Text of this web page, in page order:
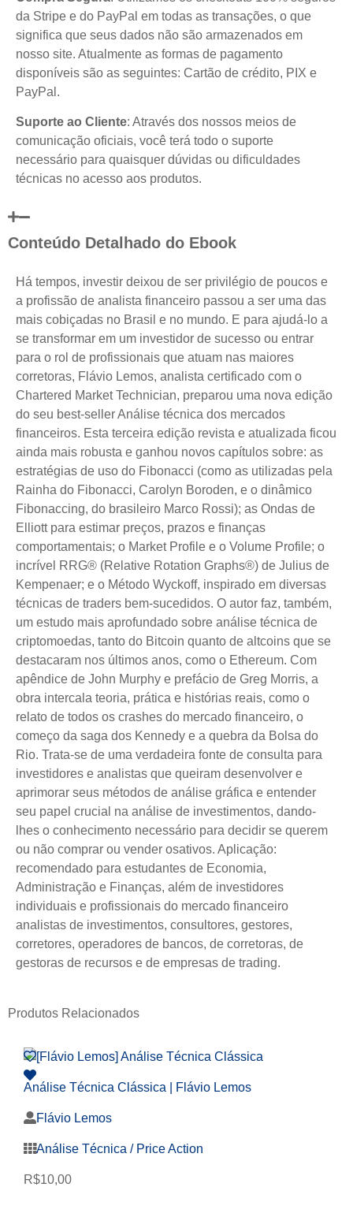
da Stripe e do PayPal em todas as transações, o que
significa que seus dados não são armazenados em
nosso site. Atualmente as formas de pagamento
disponíveis são as seguintes: Cartão de crédito, PIX e
PayPal.
Suporte ao Cliente: Através dos nossos meios de
comunicação oficiais, você terá todo o suporte
necessário para quaisquer dúvidas ou dificuldades
técnicas no acesso aos produtos.
Conteúdo Detalhado do Ebook
Há tempos, investir deixou de ser privilégio de poucos e
a profissão de analista financeiro passou a ser uma das
mais cobiçadas no Brasil e no mundo. E para ajudá-lo a
se transformar em um investidor de sucesso ou entrar
para o rol de profissionais que atuam nas maiores
corretoras, Flávio Lemos, analista certificado com o
Chartered Market Technician, preparou uma nova edição
do seu best-seller Análise técnica dos mercados
financeiros. Esta terceira edição revista e atualizada ficou
ainda mais robusta e ganhou novos capítulos sobre: as
estratégias de uso do Fibonacci (como as utilizadas pela
Rainha do Fibonacci, Carolyn Boroden, e o dinâmico
Fibonaccing, do brasileiro Marco Rossi); as Ondas de
Elliott para estimar preços, prazos e finanças
comportamentais; o Market Profile e o Volume Profile; o
incrível RRG® (Relative Rotation Graphs®) de Julius de
Kempenaer; e o Método Wyckoff, inspirado em diversas
técnicas de traders bem-sucedidos. O autor faz, também,
um estudo mais aprofundado sobre análise técnica de
criptomoedas, tanto do Bitcoin quanto de altcoins que se
destacaram nos últimos anos, como o Ethereum. Com
apêndice de John Murphy e prefácio de Greg Morris, a
obra intercala teoria, prática e histórias reais, como o
relato de todos os crashes do mercado financeiro, o
começo da saga dos Kennedy e a quebra da Bolsa do
Rio. Trata-se de uma verdadeira fonte de consulta para
investidores e analistas que queiram desenvolver e
aprimorar seus métodos de análise gráfica e entender
seu papel crucial na análise de investimentos, dando-
lhes o conhecimento necessário para decidir se querem
ou não comprar ou vender osativos. Aplicação:
recomendado para estudantes de Economia,
Administração e Finanças, além de investidores
individuais e profissionais do mercado financeiro
analistas de investimentos, consultores, gestores,
corretores, operadores de bancos, de corretoras, de
gestoras de recursos e de empresas de trading.
Produtos Relacionados
Análise Técnica Clássica | Flávio Lemos
Flávio Lemos
Análise Técnica / Price Action
R$10,00